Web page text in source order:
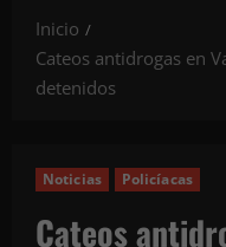
Inicio
Cateos antidrogas en
detenidos
Noticias Policíacas
Cateos